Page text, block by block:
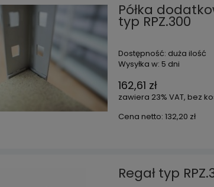
Półka
typ RPZ.300
Dostępność: duża ilość
Wysyłka w: 5 dni
162,61 zł
zawiera 23% VAT, bez
Cena netto: 132,20 zł
Regał typ